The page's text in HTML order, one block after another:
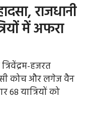
राजधानी
में अफरा
हजरत
कोच और लगेज वैन
68 यात्रियों को